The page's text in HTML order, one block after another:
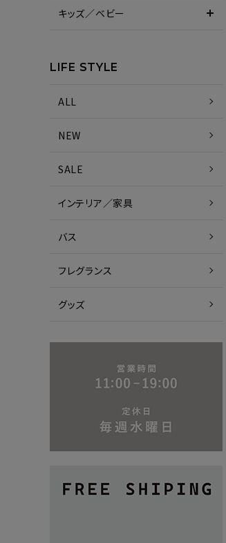
キッズ／ベビー
LIFE STYLE
ALL
NEW
SALE
インテリア／家具
バス
フレグランス
グッズ